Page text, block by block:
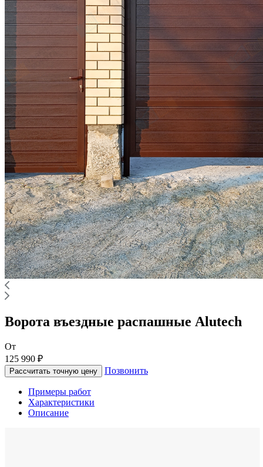
Ворота въездные распашные Alutech
От
125 990 ₽
Рассчитать точную цену Позвонить
Примеры работ
Характеристики
Описание